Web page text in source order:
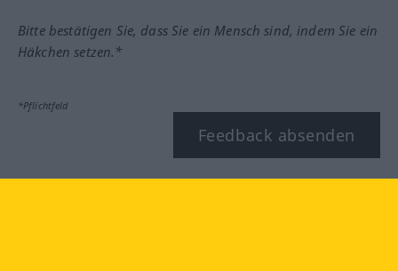
Bitte bestätigen Sie, dass Sie ein Mensch sind, indem Sie ein
Häkchen setzen.*
*Pflichtfeld
Feedback absenden